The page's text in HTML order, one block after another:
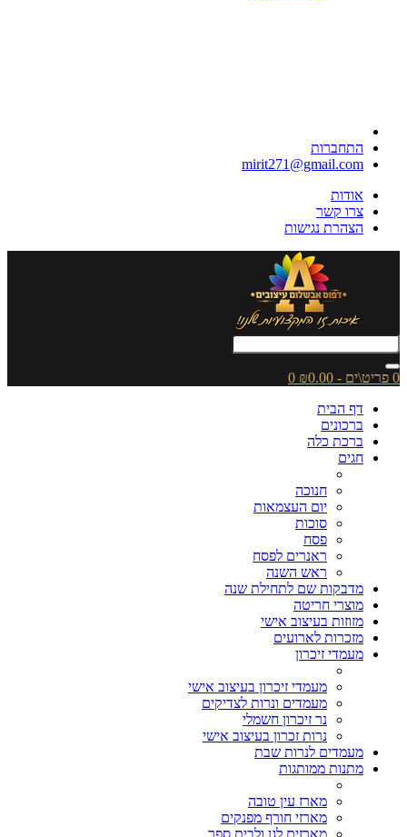
התחברות
mirit271@gmail.com
אודות
צרו קשר
הצהרת נגישות
0 פריט\ים - ₪0.00
0
דף הבית
ברכונים
ברכת כלה
חגים
חנוכה
יום העצמאות
סוכות
פסח
ראנרים לפסח
ראש השנה
מדבקות שם לתחילת שנה
מוצרי חריטה
מזוזות בעיצוב אישי
מזכרות לארועים
מעמדי זיכרון
מעמדי זיכרון בעיצוב אישי
מעמדים ונרות לצדיקים
נר זיכרון חשמלי
נרות זכרון בעיצוב אישי
מעמדים לנרות שבת
מתנות ממותגות
מארז עין טובה
מארזי חורף מפנקים
מארזים לגן ולבית ספר